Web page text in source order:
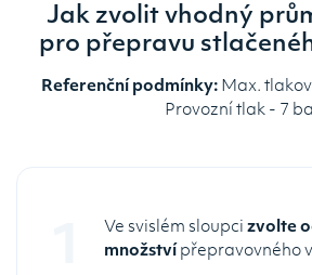
Jak zvolit vhodný
pro přepravu
Referenční podmínky:Max.
Provozní tlak - 7
Ve svislém sloupci zvolte
množství přepravovného